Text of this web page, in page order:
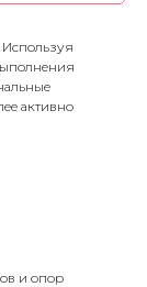
Используя
активно
и опор